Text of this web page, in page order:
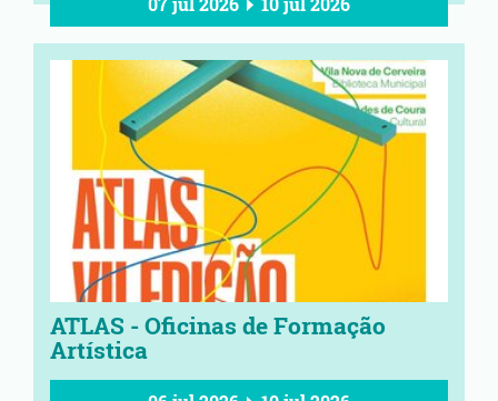
ATLAS - Oficinas de Formação
Artística